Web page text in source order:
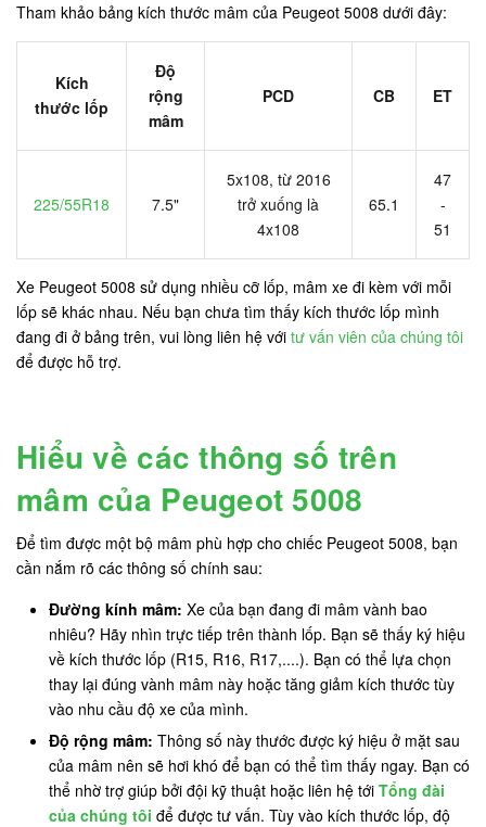
Tham khảo bảng kích thước mâm của Peugeot 5008 dưới đây:
Kích
thước lốp
Độ
rộng
mâm
PCD CB ET
225/55R18 7.5"
5x108, từ 2016
trở xuống là
4x108
65.1
47
-
51
Xe Peugeot 5008 sử dụng nhiều cỡ lốp, mâm xe đi kèm với mỗi
lốp sẽ khác nhau. Nếu bạn chưa tìm thấy kích thước lốp mình
đang đi ở bảng trên, vui lòng liên hệ với tư vấn viên của chúng tôi
để được hỗ trợ.
Hiểu về các thông số trên
mâm của Peugeot 5008
Để tìm được một bộ mâm phù hợp cho chiếc Peugeot 5008, bạn
cần nắm rõ các thông số chính sau:
Đường kính mâm: Xe của bạn đang đi mâm vành bao
nhiêu? Hãy nhìn trực tiếp trên thành lốp. Bạn sẽ thấy ký hiệu
về kích thước lốp (R15, R16, R17,....). Bạn có thể lựa chọn
thay lại đúng vành mâm này hoặc tăng giảm kích thước tùy
vào nhu cầu độ xe của mình.
Độ rộng mâm: Thông số này thước được ký hiệu ở mặt sau
của mâm nên sẽ hơi khó để bạn có thể tìm thấy ngay. Bạn có
thể nhờ trợ giúp bởi đội kỹ thuật hoặc liên hệ tới Tổng đài
của chúng tôi để được tư vấn. Tùy vào kích thước lốp, độ